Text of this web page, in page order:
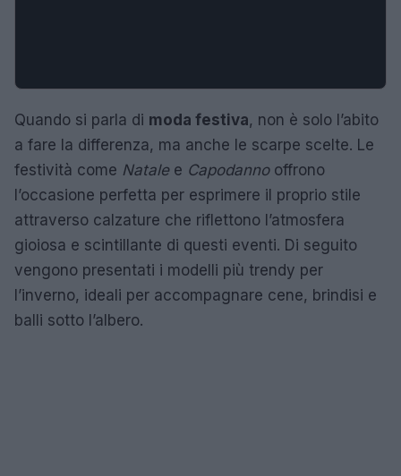
Quando si parla di moda festiva, non è solo l’abito
a fare la differenza, ma anche le scarpe scelte. Le
festività come Natalee Capodannooffrono
l’occasione perfetta per esprimere il proprio stile
attraverso calzature che riflettono l’atmosfera
gioiosa e scintillante di questi eventi. Di seguito
vengono presentati i modelli più trendy per
l’inverno, ideali per accompagnare cene, brindisi e
balli sotto l’albero.